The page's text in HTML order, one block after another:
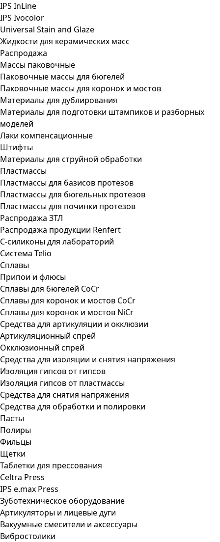
IPS InLine
IPS Ivocolor
Universal Stain and Glaze
Жидкости для керамических масс
Распродажа
Массы паковочные
Паковочные массы для бюгелей
Паковочные массы для коронок и мостов
Материалы для дублирования
Материалы для подготовки штампиков и разборных
моделей
Лаки компенсационные
Штифты
Материалы для струйной обработки
Пластмассы
Пластмассы для базисов протезов
Пластмассы для бюгельных протезов
Пластмассы для починки протезов
Распродажа ЗТЛ
Распродажа продукции Renfert
С-силиконы для лабораторий
Система Telio
Сплавы
Припои и флюсы
Сплавы для бюгелей CoCr
Сплавы для коронок и мостов CoCr
Сплавы для коронок и мостов NiCr
Средства для артикуляции и окклюзии
Артикуляционный спрей
Окклюзионный спрей
Средства для изоляции и снятия напряжения
Изоляция гипсов от гипсов
Изоляция гипсов от пластмассы
Средства для снятия напряжения
Средства для обработки и полировки
Пасты
Полиры
Фильцы
Щетки
Таблетки для прессования
Celtra Press
IPS e.max Press
Зуботехническое оборудование
Артикуляторы и лицевые дуги
Вакуумные смесители и аксессуары
Вибростолики